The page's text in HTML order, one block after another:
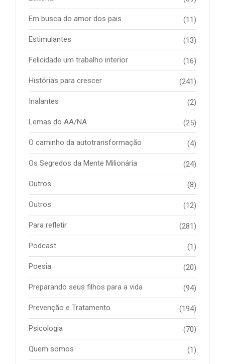
Em busca do amor dos pais (11)
Estimulantes (13)
Felicidade um trabalho interior (16)
Histórias para crescer (241)
Inalantes (2)
Lemas do AA/NA (25)
O caminho da autotransformação (4)
Os Segredos da Mente Milionária (24)
Outros (8)
Outros (12)
Para refletir (281)
Podcast (1)
Poesia (20)
Preparando seus filhos para a vida (94)
Prevenção e Tratamento (194)
Psicologia (70)
Quem somos (1)